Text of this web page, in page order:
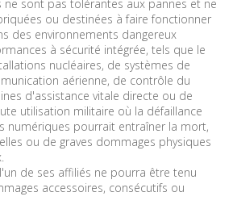
ne sont pas tolérantes aux pannes et ne
ou destinées à faire fonctionner
des environnements dangereux
à sécurité intégrée, tels que le
nucléaires, de systèmes de
aérienne, de contrôle du
d'assistance vitale directe ou de
utilisation militaire où la défaillance
numériques pourrait entraîner la mort,
ou de graves dommages physiques
de ses affiliés ne pourra être tenu
accessoires, consécutifs ou